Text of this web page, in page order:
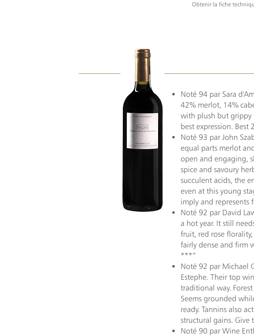
Obtenir la fiche
Noté 94 par Sara
42% merlot, 14%
with plush but grippy
best expression.
Noté 93 par John
equal parts merlot
open and engaging,
spice and savoury
succulent acids, the
even at this young
imply and
Noté 92 par David
a hot year. It still
fruit, red rose
fairly dense and firm
***”
Noté 92 par Michael
Estephe. Their top
traditional way.
Seems grounded
ready. Tannins also
structural gains.
Noté 90 par Wine